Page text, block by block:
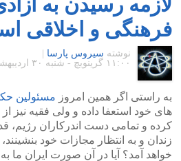
فرهنگی و اخلاقی
نوشته سیروس پارسا
۱۱:۰۰ گرينويچ - شنبه ۳۰ اردیبهشت ۱۳۹۱
به راستی اگر همین امروز مسئولین
های خود استعفا داده و ولی فقیه نیز
کرده و تمامی دست اندرکاران رژیم،
زندان و به انتظار مجازات خود
خواهد آمد؟ آیا در آن صورت ایران ما